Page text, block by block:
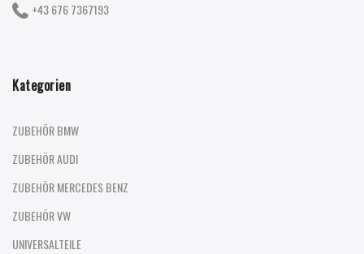
+43 676 7367193
Kategorien
ZUBEHÖR BMW
ZUBEHÖR AUDI
ZUBEHÖR MERCEDES BENZ
ZUBEHÖR VW
UNIVERSALTEILE